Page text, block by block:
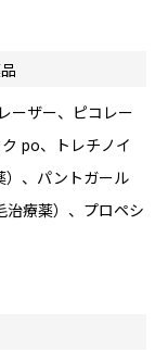
ーザー、ピコレー
po、トレチノイ
）、パントガール
治療薬）、プロペシ